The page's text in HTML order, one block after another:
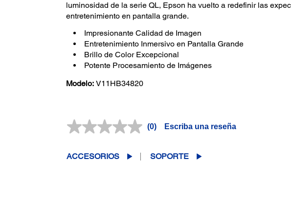
luminosidad de la serie QL, Epson ha vuelto a redefinir las
entretenimiento en pantalla grande.
Impresionante Calidad de Imagen
Entretenimiento Inmersivo en Pantalla Grande
Brillo de Color Excepcional
Potente Procesamiento de Imágenes
Modelo: V11HB34820
Sin
en
la
(0) Escriba una reseña
ACCESORIOS SOPORTE